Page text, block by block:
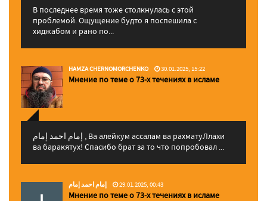
В последнее время тоже столкнулась с этой
проблемой. Ощущение будто я поспешила с
хиджабом и рано по...
HAMZA CHERNOMORCHENKO 30.01.2025, 15:22
Мнение по теме о 73-х течениях в исламе
إمام احمد إمام , Ва алейкум ассалам ва рахматуЛлахи
ва баракятух! Спасибо брат за то что попробовал ...
إمام احمد إمام 29.01.2025, 00:43
Мнение по теме о 73-х течениях в исламе